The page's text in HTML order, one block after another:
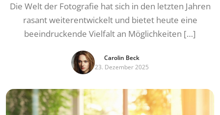
Die Welt der Fotografie hat sich in den letzten Jahren
rasant weiterentwickelt und bietet heute eine
beeindruckende Vielfalt an Möglichkeiten […]
Carolin Beck
23. Dezember 2025